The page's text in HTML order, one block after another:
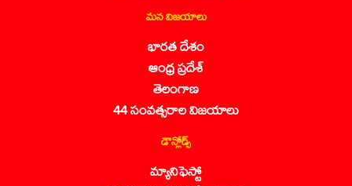
మన విజయాలు
భారత దేశం
ఆంధ్ర ప్రదేశ్
తెలంగాణ
44 సంవత్సరాల విజయాలు
డౌన్లోడ్స్
మ్యానిఫెస్టో